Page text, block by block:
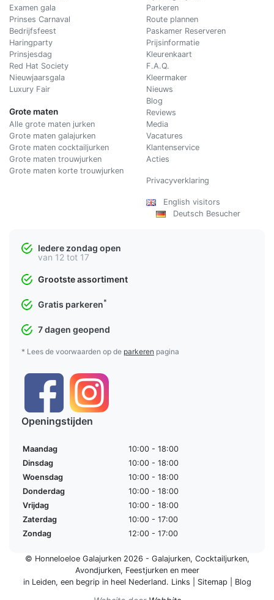
Examen gala
Prinses Carnaval
Bedrijfsfeest
Haringparty
Prinsjesdag
Red Hat Society
Nieuwjaarsgala
Luxury Fair
Grote maten
Alle grote maten jurken
Grote maten galajurken
Grote maten cocktailjurken
Grote maten trouwjurken
Grote maten korte trouwjurken
Parkeren
Route plannen
Paskamer Reserveren
Prijsinformatie
Kleurenkaart
F.A.Q.
Kleermaker
Nieuws
Blog
Reviews
Media
Vacatures
Klantenservice
Acties
Privacyverklaring
English visitors
Deutsch Besucher
Iedere zondag open
van 12 tot 17
Grootste assortiment
Gratis parkeren*
7 dagen geopend
* Lees de voorwaarden op de parkeren pagina
Openingstijden
Maandag
10:00 - 18:00
Dinsdag
10:00 - 18:00
Woensdag
10:00 - 18:00
Donderdag
10:00 - 18:00
Vrijdag
10:00 - 18:00
Zaterdag
10:00 - 17:00
Zondag
12:00 - 17:00
© Honneloeloe Galajurken 2026 - Galajurken, Cocktailjurken,
Avondjurken, Feestjurkenen meer
in Leiden, een begrip in heel Nederland. Links Sitemap Blog